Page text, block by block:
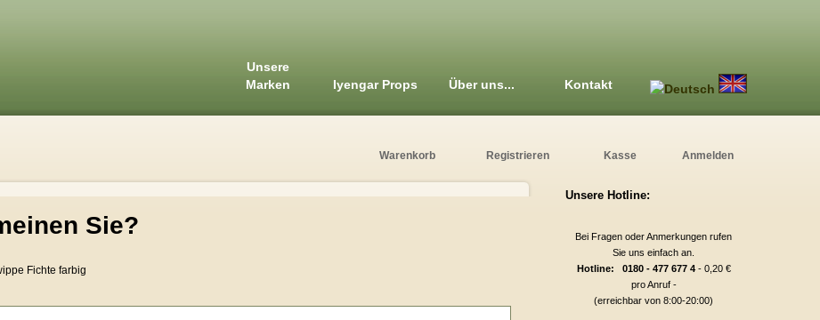
Unsere
Marken
Iyengar Props Über uns... Kontakt
Warenkorb Registrieren Kasse Anmelden
Sie?
Fichte farbig
Unsere Hotline:
Bei Fragen oder Anmerkungen rufen
Sie uns einfach an.
Hotline: 0180 - 477 677 4- 0,20 €
pro Anruf -
(erreichbar von 8:00-20:00)